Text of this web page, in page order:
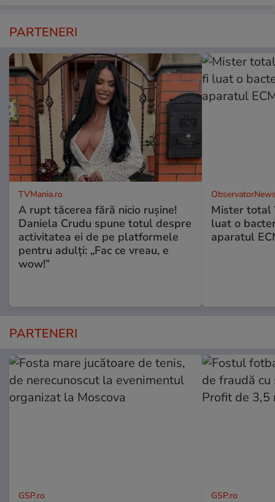
PARTENERI
TVMania.ro
A rupt tăcerea fără nicio rușine!
Daniela Crudu spune totul despre
activitatea ei de pe platformele
pentru adulți: „Fac ce vreau, e
wow!”
Mister total
luat o
aparatul
PARTENERI
GSP.ro GSP.ro